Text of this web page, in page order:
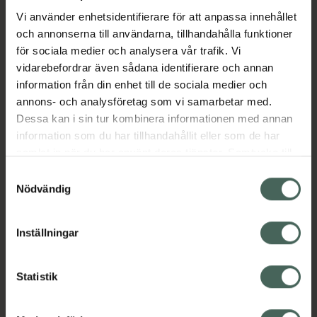
Vi använder enhetsidentifierare för att anpassa innehållet
och annonserna till användarna, tillhandahålla funktioner
för sociala medier och analysera vår trafik. Vi
vidarebefordrar även sådana identifierare och annan
information från din enhet till de sociala medier och
annons- och analysföretag som vi samarbetar med.
Dessa kan i sin tur kombinera informationen med annan
information som du har tillhandahållit eller som de har
återkalla ditt samtycke via webbplatsens
cookieinställningar. Ett återkallat samtycke påverkar inte
lagligheten av behandling som skett innan återkallelsen.
Nödvändig
Inställningar
Statistik
vet. har god effekt mot spolmask och
bandmask. Axilur vet. har även effekt på
larver. Kan också ges till valpar och kattungar.
Läs alltid bipacksedel innan användning.
Jämförpris 24,90 kr/st
EAN:07046264447789
Avmaskning katt
Innehåll Visa
Instruktioner Visa